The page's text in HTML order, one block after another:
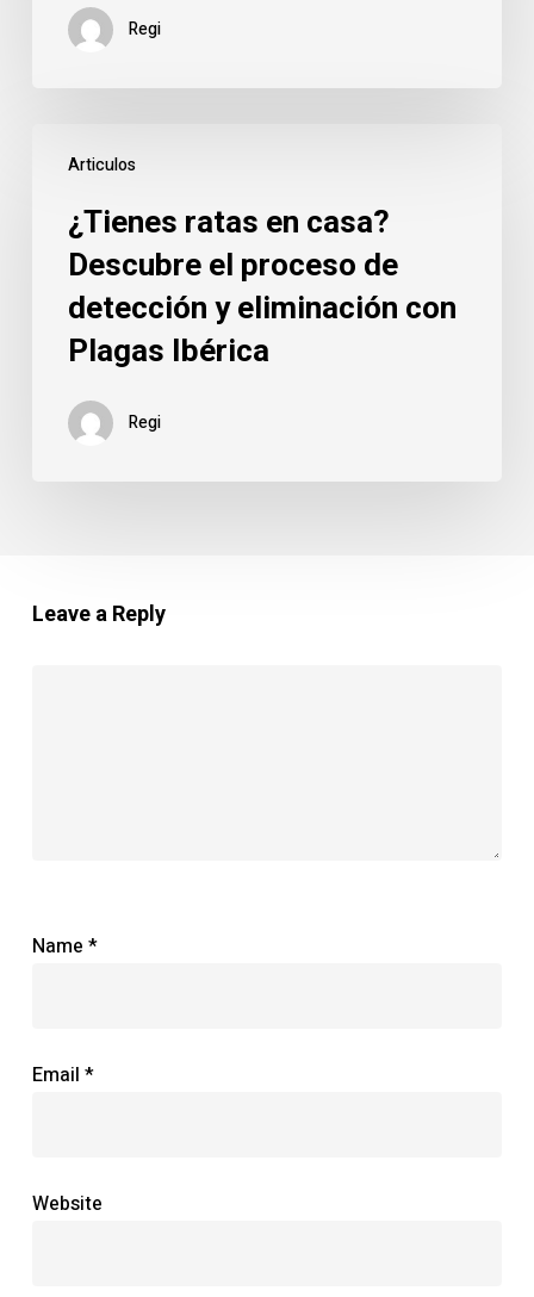
Regi
Articulos
ratas
casa?
Descubre
proceso
detección
¿Tienes ratas en casa?
Descubre el proceso de
detección y eliminación con
Plagas Ibérica
Regi
Leave a Reply
Name *
Email *
Website